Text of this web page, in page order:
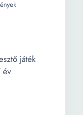
Sárga
játék
év